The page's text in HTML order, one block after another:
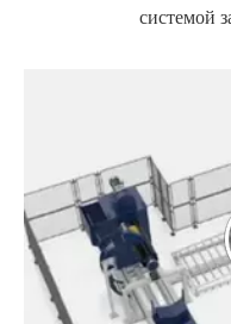
системой